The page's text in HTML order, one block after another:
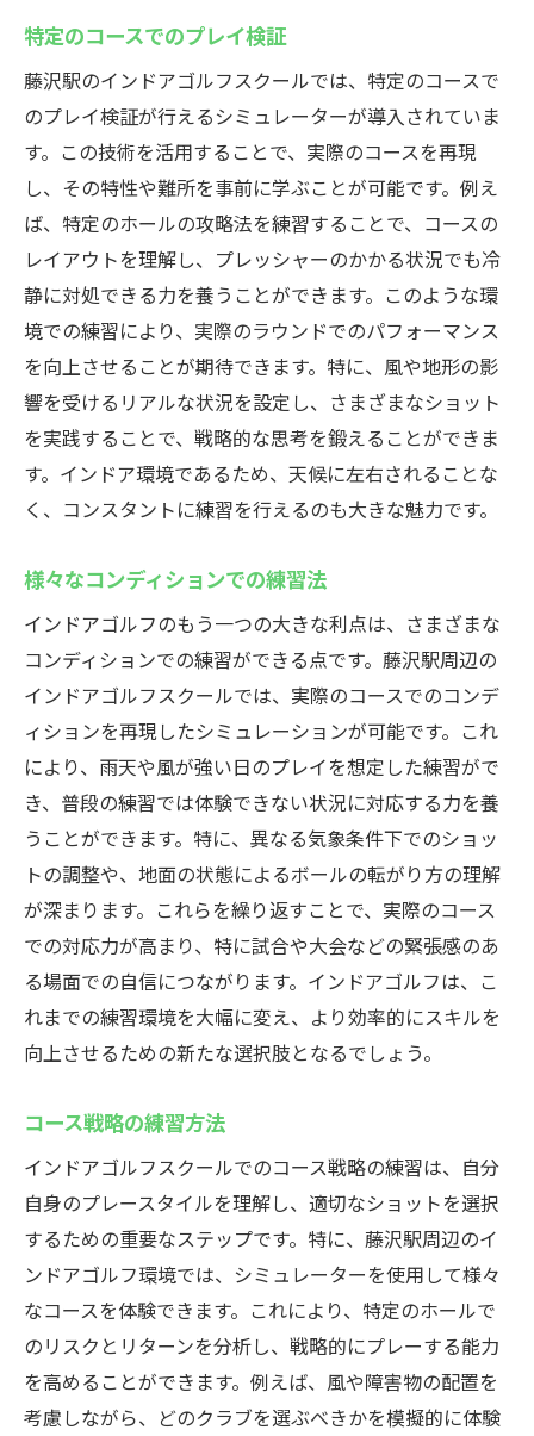
特定のコースでのプレイ検証
藤沢駅のインドアゴルフスクールでは、特定のコースで
のプレイ検証が行えるシミュレーターが導入されていま
す。この技術を活用することで、実際のコースを再現
し、その特性や難所を事前に学ぶことが可能です。例え
ば、特定のホールの攻略法を練習することで、コースの
レイアウトを理解し、プレッシャーのかかる状況でも冷
静に対処できる力を養うことができます。このような環
境での練習により、実際のラウンドでのパフォーマンス
を向上させることが期待できます。特に、風や地形の影
響を受けるリアルな状況を設定し、さまざまなショット
を実践することで、戦略的な思考を鍛えることができま
す。インドア環境であるため、天候に左右されることな
く、コンスタントに練習を行えるのも大きな魅力です。
様々なコンディションでの練習法
インドアゴルフのもう一つの大きな利点は、さまざまな
コンディションでの練習ができる点です。藤沢駅周辺の
インドアゴルフスクールでは、実際のコースでのコンデ
ィションを再現したシミュレーションが可能です。これ
により、雨天や風が強い日のプレイを想定した練習がで
き、普段の練習では体験できない状況に対応する力を養
うことができます。特に、異なる気象条件下でのショッ
トの調整や、地面の状態によるボールの転がり方の理解
が深まります。これらを繰り返すことで、実際のコース
での対応力が高まり、特に試合や大会などの緊張感のあ
る場面での自信につながります。インドアゴルフは、こ
れまでの練習環境を大幅に変え、より効率的にスキルを
向上させるための新たな選択肢となるでしょう。
コース戦略の練習方法
インドアゴルフスクールでのコース戦略の練習は、自分
自身のプレースタイルを理解し、適切なショットを選択
するための重要なステップです。特に、藤沢駅周辺のイ
ンドアゴルフ環境では、シミュレーターを使用して様々
なコースを体験できます。これにより、特定のホールで
のリスクとリターンを分析し、戦略的にプレーする能力
を高めることができます。例えば、風や障害物の配置を
考慮しながら、どのクラブを選ぶべきかを模擬的に体験